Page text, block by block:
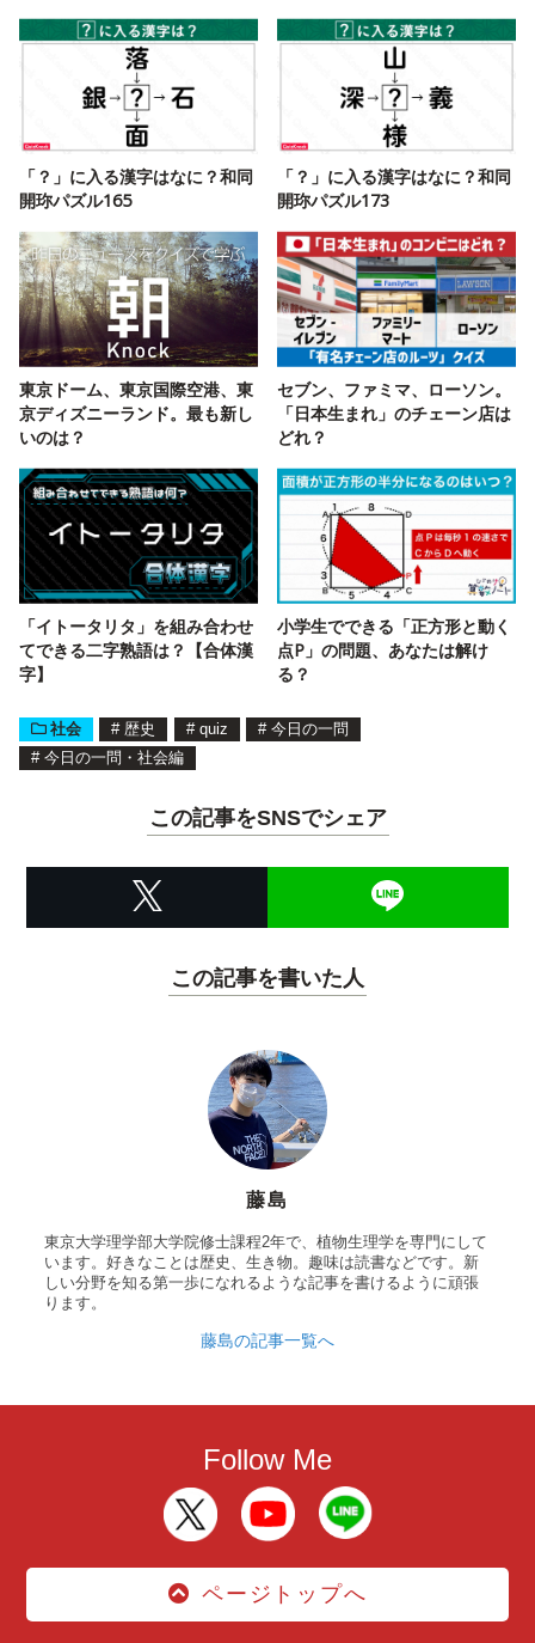
「？」に入る漢字はなに？和同
開珎パズル165
「？」に入る漢字はなに？和同
開珎パズル173
東京ドーム、東京国際空港、東
京ディズニーランド。最も新し
いのは？
セブン、ファミマ、ローソン。
「日本生まれ」のチェーン店は
どれ？
「イトータリタ」を組み合わせ
てできる二字熟語は？【合体漢
字】
小学生でできる「正方形と動く
点P」の問題、あなたは解け
る？
社会 # 歴史 # quiz # 今日の一問
# 今日の一問・社会編
この記事をSNSでシェア
この記事を書いた人
藤島
東京大学理学部大学院修士課程2年で、植物生理学を専門にして
います。好きなことは歴史、生き物。趣味は読書などです。新
しい分野を知る第一歩になれるような記事を書けるように頑張
ります。
藤島の記事一覧へ
Follow Me
ページトップへ